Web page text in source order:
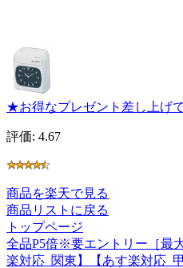
★お得なプレゼント差し上げ
評価: 4.67
商品を楽天で見る
商品リストに戻る
トップページ
全品P5倍※要エントリー［最
楽対応_関東】【あす楽対応_